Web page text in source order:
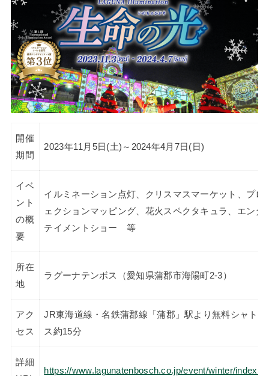
開催
期間
2023年11月5日(土)～2024年4月7日(日)
イベ
ント
の概
要
イルミネーション点灯、クリスマスマーケット、プロ
ェクションマッピング、花火スペクタキュラ、エンタ
テイメントショー 等
所在
地
ラグーナテンボス（愛知県蒲郡市海陽町2-3）
アク
セス
JR東海道線・名鉄蒲郡線「蒲郡」駅より無料シャトル
ス約15分
詳細
https://www.lagunatenbosch.co.jp/event/winter/